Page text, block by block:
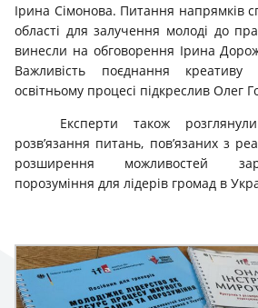
Ірина Сімонова. Питання напрямків
області для залучення молоді до
винесли на обговорення Ірина
Важливість поєднання
освітньому процесі підкреслив Олег
Експерти також
розв’язання питань, пов’язаних з
розширення можливостей
порозуміння для лідерів громад в